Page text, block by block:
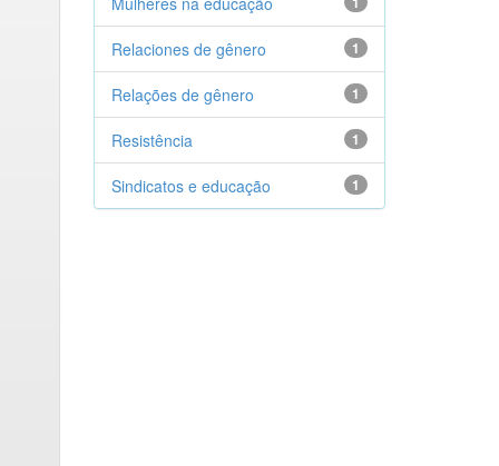
1
Relaciones de gênero
1
Relações de gênero
1
Resistência
1
Sindicatos e educação